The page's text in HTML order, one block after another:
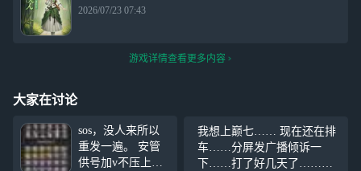
2026/07/23 07:43
游戏详情查看更多内容
大家在讨论
sos，没人来所以
重发一遍。 安管
供号加v不压上下
我想上巅七…… 现在还在排
车……分屏发广播倾诉一
下……打了好几天了……我